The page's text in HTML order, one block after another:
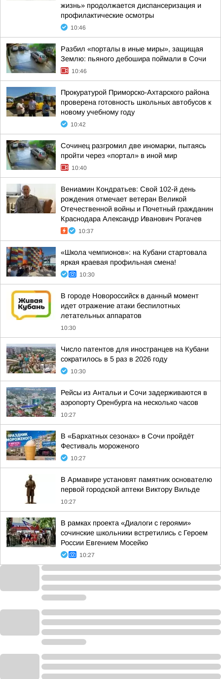
жизнь» продолжается диспансеризация и
профилактические осмотры
10:46
Разбил «порталы в иные миры», защищая
Землю: пьяного дебошира поймали в Сочи
10:46
Прокуратурой Приморско-Ахтарского района
проверена готовность школьных автобусов к
новому учебному году
10:42
Сочинец разгромил две иномарки, пытаясь
пройти через «портал» в иной мир
10:40
Вениамин Кондратьев: Свой 102-й день
рождения отмечает ветеран Великой
Отечественной войны и Почетный гражданин
Краснодара Александр Иванович Рогачев
10:37
«Школа чемпионов»: на Кубани стартовала
яркая краевая профильная смена!
10:30
В городе Новороссийск в данный момент
идет отражение атаки беспилотных
летательных аппаратов
10:30
Число патентов для иностранцев на Кубани
сократилось в 5 раз в 2026 году
10:30
Рейсы из Антальи и Сочи задерживаются в
аэропорту Оренбурга на несколько часов
10:27
В «Бархатных сезонах» в Сочи пройдёт
Фестиваль мороженого
10:27
В Армавире установят памятник основателю
первой городской аптеки Виктору Вильде
10:27
В рамках проекта «Диалоги с героями»
сочинские школьники встретились с Героем
России Евгением Мосейко
10:27